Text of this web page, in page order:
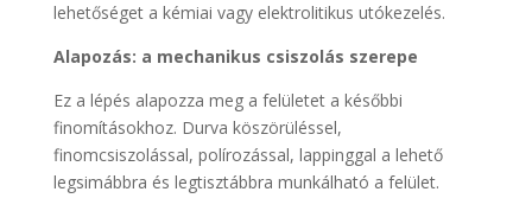
lehetőséget a kémiai vagy elektrolitikus utókezelés.
Alapozás: a mechanikus csiszolás szerepe
Ez a lépés alapozza meg a felületet a későbbi
finomításokhoz. Durva köszörüléssel,
finomcsiszolással, polírozással, lappinggal a lehető
legsimábbra és legtisztábbra munkálható a felület.